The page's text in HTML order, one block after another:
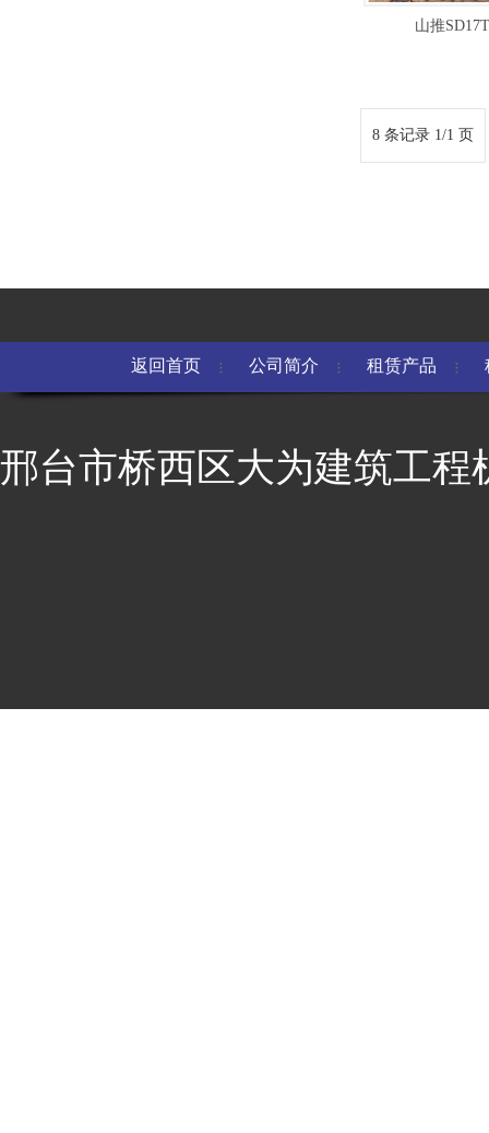
山推
8 条记录 1/1 页
返回首页 公司简介 租赁产品
邢台市桥西区大为建筑工程